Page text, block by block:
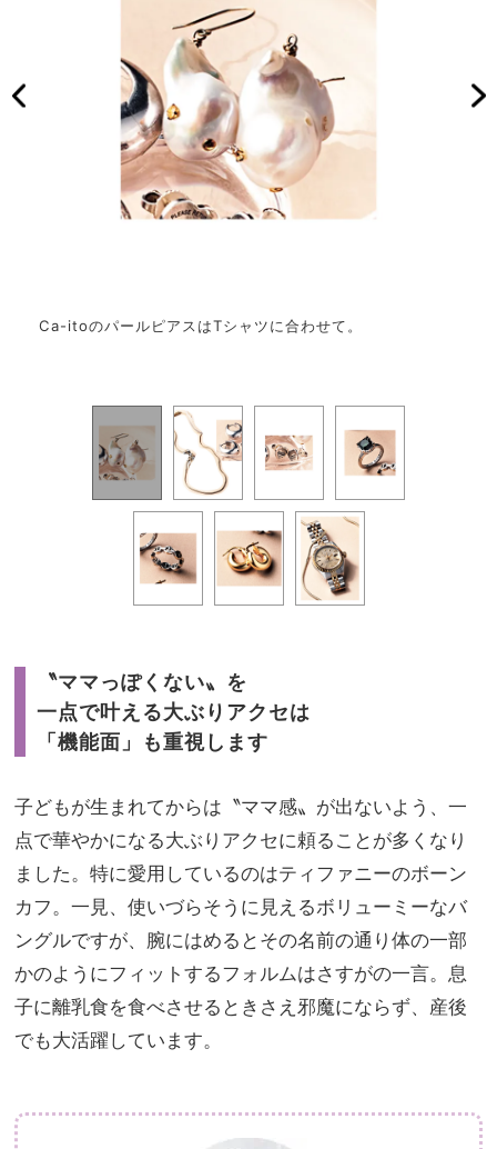
Ca-itoのパールピアスはTシャツに合わせて。
〝ママっぽくない〟を
一点で叶える大ぶりアクセは
「機能面」も重視します
子どもが生まれてからは〝ママ感〟が出ないよう、一
点で華やかになる大ぶりアクセに頼ることが多くなり
ました。特に愛用しているのはティファニーのボーン
カフ。一見、使いづらそうに見えるボリューミーなバ
ングルですが、腕にはめるとその名前の通り体の一部
かのようにフィットするフォルムはさすがの一言。息
子に離乳食を食べさせるときさえ邪魔にならず、産後
でも大活躍しています。